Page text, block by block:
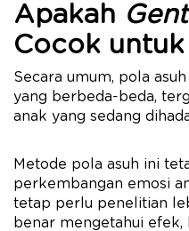
Apakah
Cocok untuk
Secara umum, pola
yang berbeda-beda,
anak yang sedang
Metode pola asuh ini
perkembangan emosi
tetap perlu penelitian
benar mengetahui efek,